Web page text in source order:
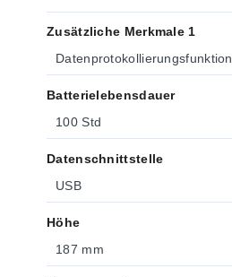
Zusätzliche Merkmale 1
Datenprotokollierungsfunktion
Batterielebensdauer
100 Std
Datenschnittstelle
USB
Höhe
187 mm